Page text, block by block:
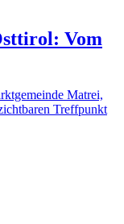
Vom
Matrei,
Treffpunkt